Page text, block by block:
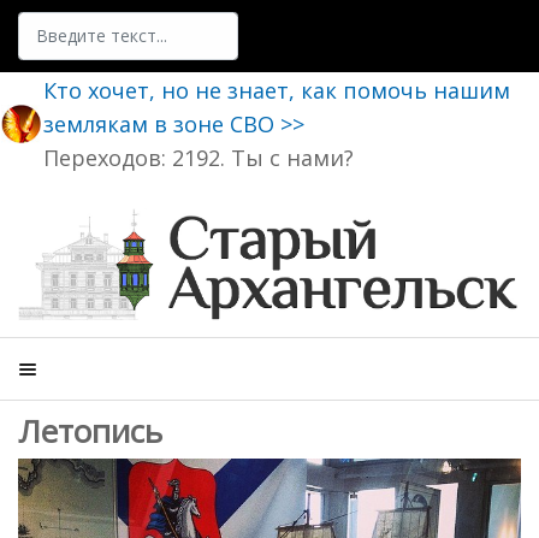
Поиск
Кто хочет, но не знает, как помочь нашим
землякам в зоне СВО >>
Переходов: 2192. Ты с нами?
Летопись